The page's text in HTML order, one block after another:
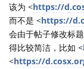
该为 <https://
而不是 <https://
会由于帖子修改标
得比较简洁，比如 <
<https://